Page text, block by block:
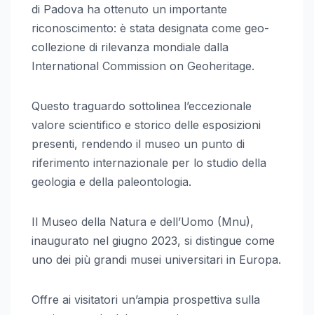
di Padova ha ottenuto un importante
riconoscimento: è stata designata come geo-
collezione di rilevanza mondiale dalla
International Commission on Geoheritage.
Questo traguardo sottolinea l’eccezionale
valore scientifico e storico delle esposizioni
presenti, rendendo il museo un punto di
riferimento internazionale per lo studio della
geologia e della paleontologia.
Il Museo della Natura e dell’Uomo (Mnu),
inaugurato nel giugno 2023, si distingue come
uno dei più grandi musei universitari in Europa.
Offre ai visitatori un’ampia prospettiva sulla